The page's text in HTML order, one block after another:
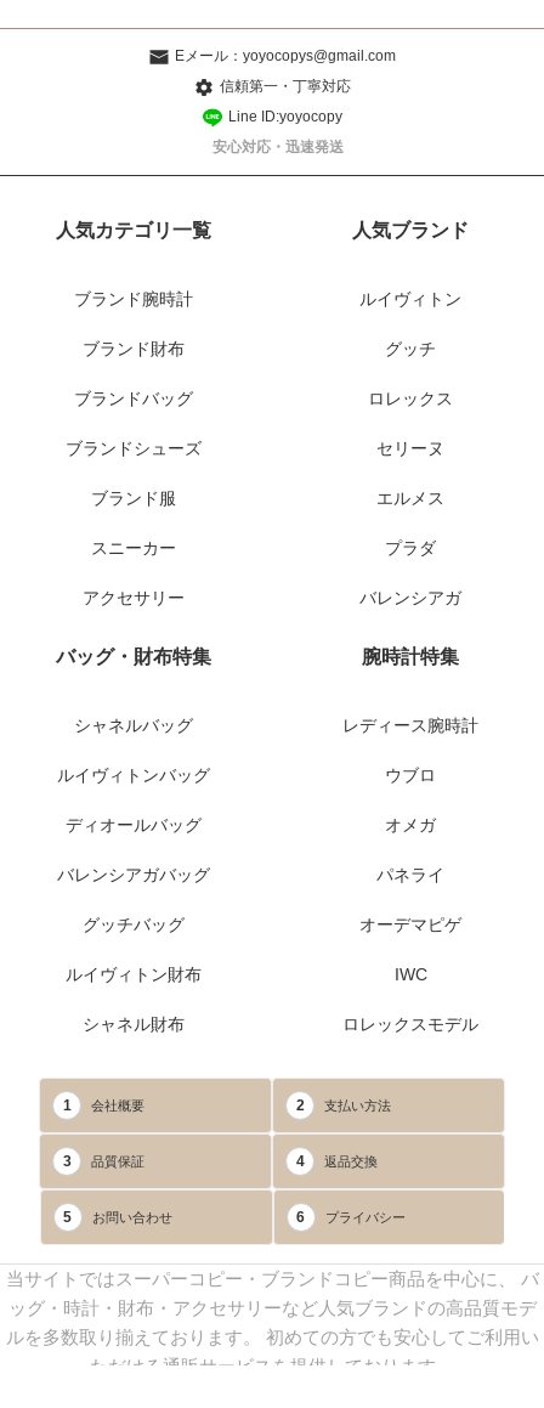
Eメール： yoyocopys@gmail.com
信頼第一・丁寧対応
Line ID:yoyocopy
安心対応・迅速発送
人気カテゴリ一覧
ブランド腕時計
ブランド財布
ブランドバッグ
ブランドシューズ
ブランド服
スニーカー
アクセサリー
人気ブランド
ルイヴィトン
グッチ
ロレックス
セリーヌ
エルメス
プラダ
バレンシアガ
バッグ・財布特集
シャネルバッグ
ルイヴィトンバッグ
ディオールバッグ
バレンシアガバッグ
グッチバッグ
ルイヴィトン財布
シャネル財布
腕時計特集
レディース腕時計
ウブロ
オメガ
パネライ
オーデマピゲ
IWC
ロレックスモデル
1 会社概要 2 支払い方法
3 品質保証 4 返品交換
5 お問い合わせ 6 プライバシー
当サイトではスーパーコピー・ブランドコピー商品を中心に、 バ
ッグ・時計・財布・アクセサリーなど人気ブランドの高品質モデ
ルを多数取り揃えております。 初めての方でも安心してご利用い
ただける通販サービスを提供しております。